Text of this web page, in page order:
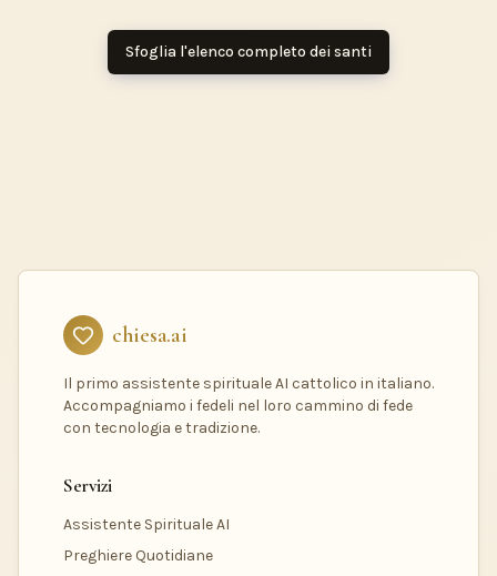
Sfoglia l'elenco completo dei santi
chiesa.ai
Il primo assistente spirituale AI cattolico in italiano.
Accompagniamo i fedeli nel loro cammino di fede
con tecnologia e tradizione.
Servizi
Assistente Spirituale AI
Preghiere Quotidiane